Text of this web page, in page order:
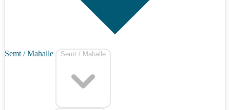
Semt / Mahalle Semt / Mahalle